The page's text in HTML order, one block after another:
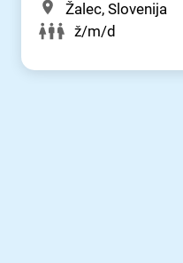
Žalec, Slovenija
ž/m/d